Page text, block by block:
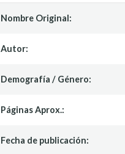
Nombre Original:
Autor:
Demografía / Género:
Páginas Aprox.:
Fecha de publicación: